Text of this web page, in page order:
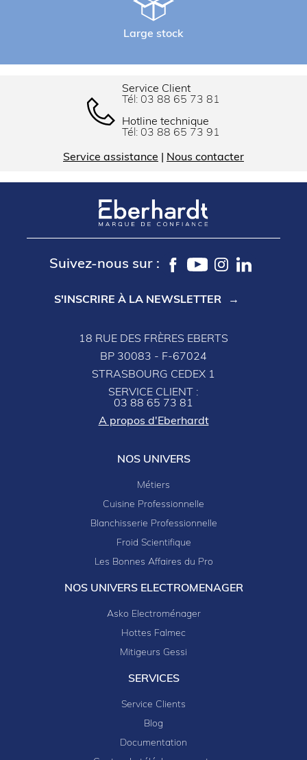
Large stock
Service Client
Tél: 03 88 65 73 81
Hotline technique
Tél: 03 88 65 73 91
Service assistance Nous contacter
Suivez-nous sur :
S'INSCRIRE À LA NEWSLETTER
18 RUE DES FRÈRES EBERTS
BP 30083 - F-67024
STRASBOURG CEDEX 1
SERVICE CLIENT :
03 88 65 73 81
A propos d'Eberhardt
NOS UNIVERS
Métiers
Cuisine Professionnelle
Blanchisserie Professionnelle
Froid Scientifique
Les Bonnes Affaires du Pro
NOS UNIVERS ELECTROMENAGER
Asko Electroménager
Hottes Falmec
Mitigeurs Gessi
SERVICES
Service Clients
Blog
Documentation